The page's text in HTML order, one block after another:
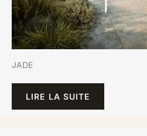
JADE
LIRE LA SUITE